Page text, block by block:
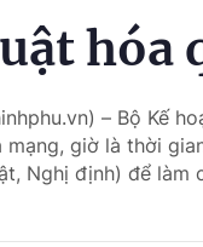
hóa
– Bộ Kế
mạng, giờ là thời
Nghị định) để làm